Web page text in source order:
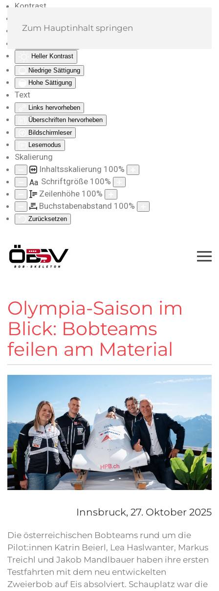
Kontrast
Monochrom
Heller Kontrast
Niedrige Sättigung
Hohe Sättigung
Text
Links hervorheben
Überschriften hervorheben
Bildschirmleser
Lesemodus
Skalierung
Inhaltsskalierung 100%
Aa Schriftgröße 100%
Zeilenhöhe 100%
Buchstabenabstand 100%
Zurücksetzen
Zum Hauptinhalt springen
Olympia-Saison im
Blick: Bobteams
feilen am Material
Innsbruck, 27. Oktober 2025
Die österreichischen Bobteams rund um die
Pilot:innen Katrin Beierl, Lea Haslwanter, Markus
Treichl und Jakob Mandlbauer haben ihre ersten
Testfahrten mit dem neu entwickelten
Zweierbob auf Eis absolviert. Schauplatz war die